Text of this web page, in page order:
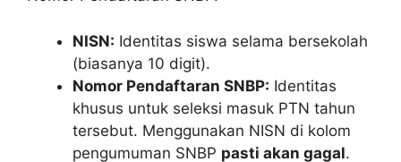
NISN: Identitas siswa selama bersekolah
(biasanya 10 digit).
Nomor Pendaftaran SNBP: Identitas
khusus untuk seleksi masuk PTN tahun
tersebut. Menggunakan NISN di kolom
pengumuman SNBP pasti akan gagal.